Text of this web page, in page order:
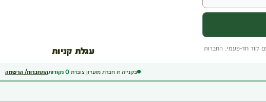
בקנייה זו חברת מועדון צוברת 0 נקודותהתחברות/ הרשמה
עגלת קניות